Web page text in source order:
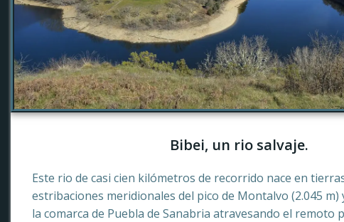
Bibei, un rio salvaje.
Este rio de casi cien kilómetros de recorrido nace en
estribaciones meridionales del pico de Montalvo (2.045
la comarca de Puebla de Sanabria atravesando el remoto